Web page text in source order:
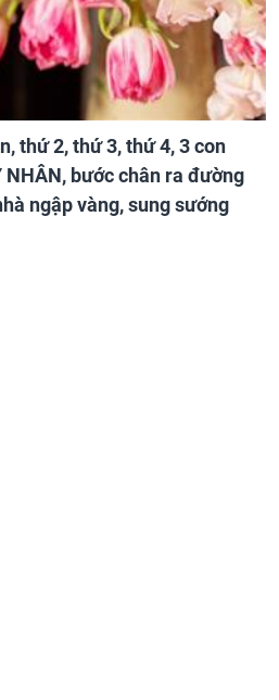
thứ 2, thứ 3, thứ 4, 3 con
NHÂN, bước chân ra đường
ngập vàng, sung sướng